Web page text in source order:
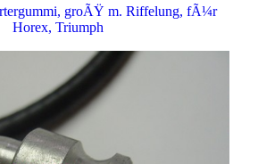
groÃŸ m. Riffelung, fÃ¼r
Horex, Triumph